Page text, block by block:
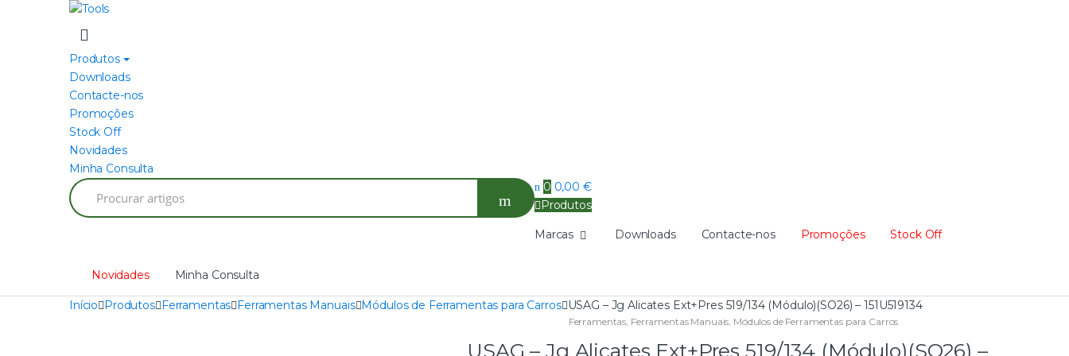
Produtos
Downloads
Contacte-nos
Promoções
Stock Off
Novidades
Minha Consulta
Search
for:
0 0,00 €
Produtos
Marcas Downloads Contacte-nos Promoções Stock Off
Novidades Minha Consulta
Início Produtos Ferramentas Ferramentas Manuais Módulos de Ferramentas para Carros USAG – Jg Alicates Ext+Pres 519/134 (Módulo)(SO26) – 151U519134
Ferramentas Ferramentas Manuais Módulos de Ferramentas para Carros
USAG – Jg Alicates Ext+Pres 519/134 (Módulo)(SO26) –